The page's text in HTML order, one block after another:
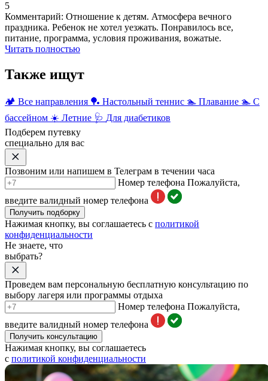
5
Комментарий: Отношение к детям. Атмосфера вечного
праздника. Ребенок не хотел уезжать. Понравилось все,
питание, программа, условия проживания, вожатые.
Читать полностью
Также ищут
🏕 Все направления 🏓 Настольный теннис 🏊 Плавание 🏊 С
бассейном ☀️ Летние 🩺 Для диабетиков
Подберем путевку
специально для вас
Позвоним или напишем в Телеграм в течении часа
Номер телефона Пожалуйста,
введите валидный номер телефона
Получить подборку
Нажимая кнопку, вы соглашаетесь с политикой
конфиденциальности
Не знаете, что
выбрать?
Проведем вам персональную бесплатную консультацию по
выбору лагеря или программы отдыха
Номер телефона Пожалуйста,
введите валидный номер телефона
Получить консультацию
Нажимая кнопку, вы соглашаетесь
с политикой конфиденциальности